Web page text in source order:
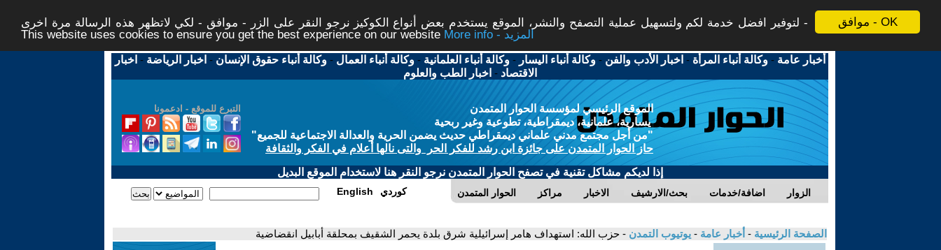
موافق - OK
لتوفير افضل خدمة لكم ولتسهيل عملية التصفح والنشر، الموقع يستخدم بعض أنواع الكوكيز نرجو النقر على الزر - موافق - لكي لاتظهر هذه الرسالة مرة اخرى -
This website uses cookies to ensure you get the best experience on our website
More info - المزيد
أخبار عامة -وكالة أنباء المرأة - اخبار الأدب والفن -وكالة أنباء اليسار -وكالة أنباء العلمانية -وكالة أنباء العمال -وكالة أنباء حقوق الإنسان - اخبار الرياضة - اخبار
الاقتصاد - اخبار الطب والعلوم
التبرع للموقع - ادعمونا
الموقع الرئيسي لمؤسسة الحوار المتمدن
يسارية، علمانية، ديمقراطية، تطوعية وغير ربحية
"من أجل مجتمع مدني علماني ديمقراطي حديث يضمن الحرية والعدالة الاجتماعية للجميع"
حاز الحوار المتمدن على جائزة ابن رشد للفكر الحر والتى نالها أعلام في الفكر والثقافة
إذا لديكم مشاكل تقنية في تصفح الحوار المتمدن نرجو النقر هنا لاستخدام الموقع البديل
الحوار المتمدن مراكز الاخبار بحث/الارشيف اضافة/خدمات الزوار English كوردي
الصفحة الرئيسية - أخبار عامة - يوتيوب التمدن - حزب الله: استهداف هامر إسرائيلية شرق بلدة يحمر الشقيف بمحلقة أبابيل انقضاضية